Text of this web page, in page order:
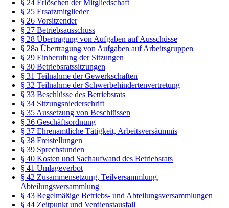
§ 24 Erlöschen der Mitgliedschaft
§ 25 Ersatzmitglieder
§ 26 Vorsitzender
§ 27 Betriebsausschuss
§ 28 Übertragung von Aufgaben auf Ausschüsse
§ 28a Übertragung von Aufgaben auf Arbeitsgruppen
§ 29 Einberufung der Sitzungen
§ 30 Betriebsratssitzungen
§ 31 Teilnahme der Gewerkschaften
§ 32 Teilnahme der Schwerbehindertenvertretung
§ 33 Beschlüsse des Betriebsrats
§ 34 Sitzungsniederschrift
§ 35 Aussetzung von Beschlüssen
§ 36 Geschäftsordnung
§ 37 Ehrenamtliche Tätigkeit, Arbeitsversäumnis
§ 38 Freistellungen
§ 39 Sprechstunden
§ 40 Kosten und Sachaufwand des Betriebsrats
§ 41 Umlageverbot
§ 42 Zusammensetzung, Teilversammlung,
Abteilungsversammlung
§ 43 Regelmäßige Betriebs- und Abteilungsversammlungen
§ 44 Zeitpunkt und Verdienstausfall